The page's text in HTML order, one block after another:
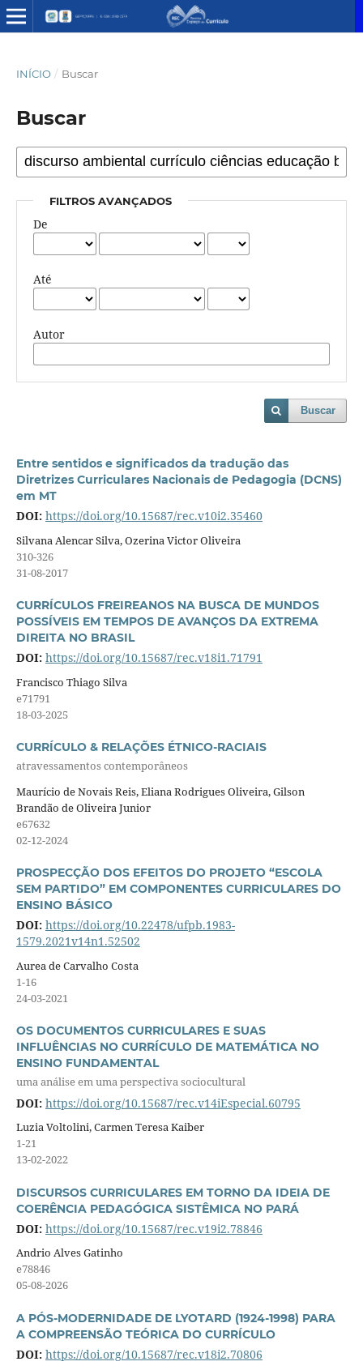
INÍCIO / Buscar
Buscar
FILTROS AVANÇADOS
De
Até
Autor
Buscar
Entre sentidos e significados da tradução das
Diretrizes Curriculares Nacionais de Pedagogia (DCNS)
em MT
DOI: https://doi.org/10.15687/rec.v10i2.35460
Silvana Alencar Silva, Ozerina Victor Oliveira
310-326
31-08-2017
CURRÍCULOS FREIREANOS NA BUSCA DE MUNDOS
POSSÍVEIS EM TEMPOS DE AVANÇOS DA EXTREMA
DIREITA NO BRASIL
DOI: https://doi.org/10.15687/rec.v18i1.71791
Francisco Thiago Silva
e71791
18-03-2025
CURRÍCULO & RELAÇÕES ÉTNICO-RACIAIS
atravessamentos contemporâneos
Maurício de Novais Reis, Eliana Rodrigues Oliveira, Gilson
Brandão de Oliveira Junior
e67632
02-12-2024
PROSPECÇÃO DOS EFEITOS DO PROJETO “ESCOLA
SEM PARTIDO” EM COMPONENTES CURRICULARES DO
ENSINO BÁSICO
DOI: https://doi.org/10.22478/ufpb.1983-
1579.2021v14n1.52502
Aurea de Carvalho Costa
1-16
24-03-2021
OS DOCUMENTOS CURRICULARES E SUAS
INFLUÊNCIAS NO CURRÍCULO DE MATEMÁTICA NO
ENSINO FUNDAMENTAL
uma análise em uma perspectiva sociocultural
DOI: https://doi.org/10.15687/rec.v14iEspecial.60795
Luzia Voltolini, Carmen Teresa Kaiber
1-21
13-02-2022
DISCURSOS CURRICULARES EM TORNO DA IDEIA DE
COERÊNCIA PEDAGÓGICA SISTÊMICA NO PARÁ
DOI: https://doi.org/10.15687/rec.v19i2.78846
Andrio Alves Gatinho
e78846
05-08-2026
A PÓS-MODERNIDADE DE LYOTARD (1924-1998) PARA
A COMPREENSÃO TEÓRICA DO CURRÍCULO
DOI: https://doi.org/10.15687/rec.v18i2.70806